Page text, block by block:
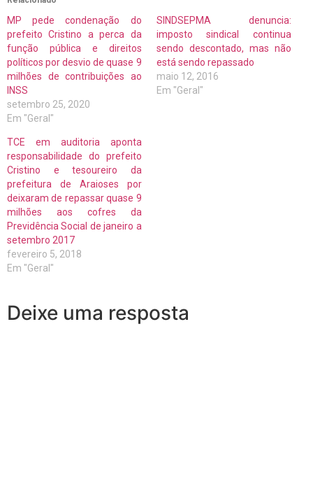
MP pede condenação do
prefeito Cristino a perca da
função pública e direitos
políticos por desvio de quase 9
milhões de contribuições ao
INSS
setembro 25, 2020
Em "Geral"
SINDSEPMA denuncia:
imposto sindical continua
sendo descontado, mas não
está sendo repassado
maio 12, 2016
Em "Geral"
TCE em auditoria aponta
responsabilidade do prefeito
Cristino e tesoureiro da
prefeitura de Araioses por
deixaram de repassar quase 9
milhões aos cofres da
Previdência Social de janeiro a
setembro 2017
fevereiro 5, 2018
Em "Geral"
Deixe uma resposta